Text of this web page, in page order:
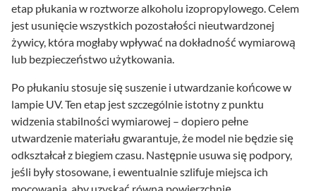
etap płukania w roztworze alkoholu izopropylowego. Celem
jest usunięcie wszystkich pozostałości nieutwardzonej
żywicy, która mogłaby wpływać na dokładność wymiarową
lub bezpieczeństwo użytkowania.
Po płukaniu stosuje się suszenie i utwardzanie końcowe w
lampie UV. Ten etap jest szczególnie istotny z punktu
widzenia stabilności wymiarowej – dopiero pełne
utwardzenie materiału gwarantuje, że model nie będzie się
odkształcał z biegiem czasu. Następnie usuwa się podpory,
jeśli były stosowane, i ewentualnie szlifuje miejsca ich